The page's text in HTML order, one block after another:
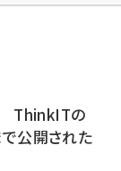
の絆～ (2325)
ト集！ (2047)
ThinkITの
公開された